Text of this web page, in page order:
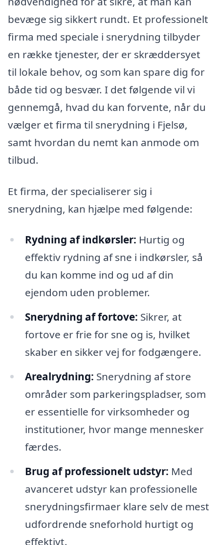
bevæge sig sikkert rundt. Et professionelt
firma med speciale i snerydning tilbyder
en række tjenester, der er skræddersyet
til lokale behov, og som kan spare dig for
både tid og besvær. I det følgende vil vi
gennemgå, hvad du kan forvente, når du
vælger et firma til snerydning i Fjelsø,
samt hvordan du nemt kan anmode om
tilbud.
Et firma, der specialiserer sig i
snerydning, kan hjælpe med følgende:
Rydning af indkørsler: Hurtig og
effektiv rydning af sne i indkørsler, så
du kan komme ind og ud af din
ejendom uden problemer.
Snerydning af fortove: Sikrer, at
fortove er frie for sne og is, hvilket
skaber en sikker vej for fodgængere.
Arealrydning: Snerydning af store
områder som parkeringspladser, som
er essentielle for virksomheder og
institutioner, hvor mange mennesker
færdes.
Brug af professionelt udstyr: Med
avanceret udstyr kan professionelle
snerydningsfirmaer klare selv de mest
udfordrende sneforhold hurtigt og
effektivt.